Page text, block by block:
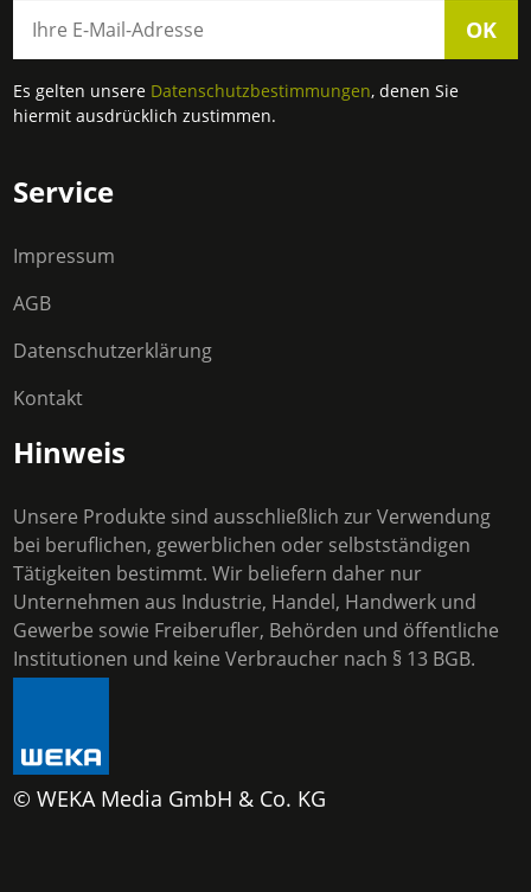
OK
Es gelten unsere Datenschutzbestimmungen, denen Sie
hiermit ausdrücklich zustimmen.
Service
Impressum
AGB
Datenschutzerklärung
Kontakt
Hinweis
Unsere Produkte sind ausschließlich zur Verwendung
bei beruflichen, gewerblichen oder selbstständigen
Tätigkeiten bestimmt. Wir beliefern daher nur
Unternehmen aus Industrie, Handel, Handwerk und
Gewerbe sowie Freiberufler, Behörden und öffentliche
Institutionen und keine Verbraucher nach § 13 BGB.
© WEKA Media GmbH & Co. KG